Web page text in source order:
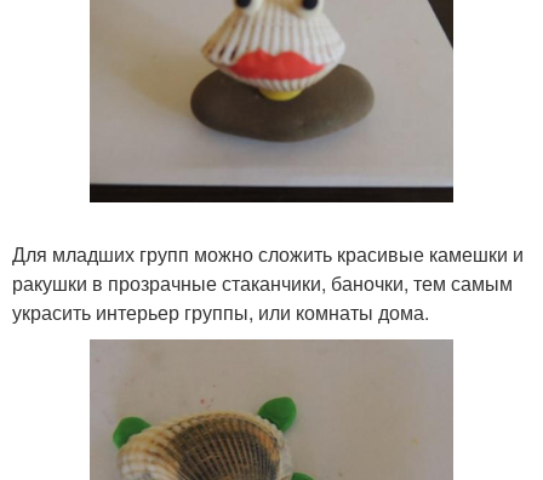
Для младших групп можно сложить красивые камешки и
ракушки в прозрачные стаканчики, баночки, тем самым
украсить интерьер группы, или комнаты дома.